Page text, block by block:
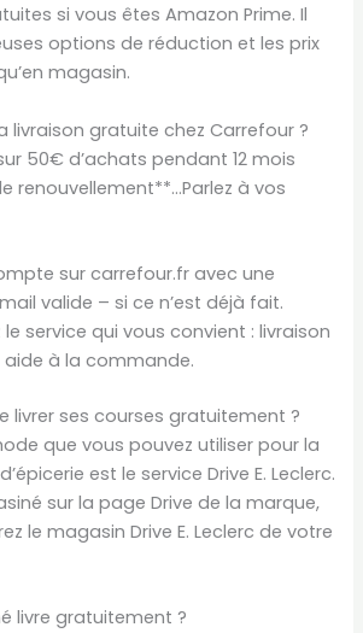
si vous êtes Amazon Prime. Il
options de réduction et les prix
magasin.
livraison gratuite chez Carrefour ?
50€ d’achats pendant 12 mois
renouvellement**…Parlez à vos
sur carrefour.fr avec une
valide – si ce n’est déjà fait.
le service qui vous convient : livraison
à la commande.
livrer ses courses gratuitement ?
que vous pouvez utiliser pour la
est le service Drive E. Leclerc.
sur la page Drive de la marque,
le magasin Drive E. Leclerc de votre
livre gratuitement ?